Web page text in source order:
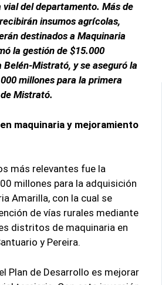
del departamento. Más de
insumos agrícolas,
destinados a Maquinaria
la gestión de $15.000
Belén-Mistrató, y se aseguró la
millones para la primera
Mistrató.
maquinaria y mejoramiento
más relevantes fue la
millones para la adquisición
Amarilla, con la cual se
de vías rurales mediante
distritos de maquinaria en
y Pereira.
Plan de Desarrollo es mejorar